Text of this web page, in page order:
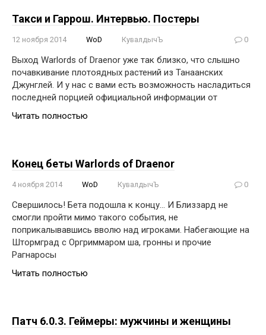
Такси и Гаррош. Интервью. Постеры
12 ноября 2014 WoD КувалдычЪ 0
Выход Warlords of Draenor уже так близко, что слышно
почавкивание плотоядных растений из Танаанских
Джунглей. И у нас с вами есть возможность насладиться
последней порцией официальной информации от
Читать полностью
Конец беты Warlords of Draenor
4 ноября 2014 WoD КувалдычЪ 0
Свершилось! Бета подошла к концу… И Близзард не
смогли пройти мимо такого события, не
поприкалывавшись вволю над игроками. Набегающие на
Штормград с Оргриммаром ша, гронны и прочие
Рагнаросы
Читать полностью
Патч 6.0.3. Геймеры: мужчины и женщины